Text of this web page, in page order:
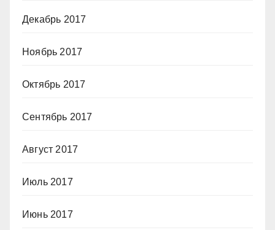
Декабрь 2017
Ноябрь 2017
Октябрь 2017
Сентябрь 2017
Август 2017
Июль 2017
Июнь 2017